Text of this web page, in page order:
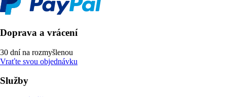
Doprava a vrácení
30 dní na rozmyšlenou
Vraťte svou objednávku
Služby